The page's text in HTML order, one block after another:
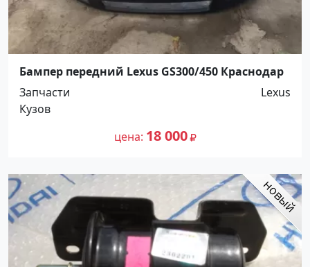
Бампер передний Lexus GS300/450 Краснодар
Запчасти
Lexus
Кузов
цена 18 000